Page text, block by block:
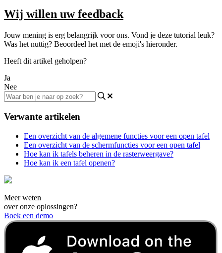
Wij willen uw feedback
Jouw mening is erg belangrijk voor ons. Vond je deze tutorial leuk?
Was het nuttig? Beoordeel het met de emoji's hieronder.
Heeft dit artikel geholpen?
Ja
Nee
Verwante artikelen
Een overzicht van de algemene functies voor een open tafel
Een overzicht van de schermfuncties voor een open tafel
Hoe kan ik tafels beheren in de rasterweergave?
Hoe kan ik een tafel openen?
Meer weten
over onze oplossingen?
Boek een demo